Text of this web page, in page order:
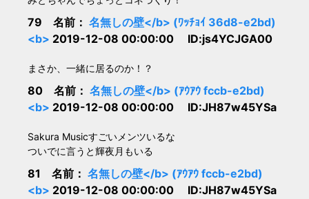
79 名前： 名無しの壁</b> (ﾜｯﾁｮｲ 36d8-e2bd)
<b> 2019-12-08 00:00:00 ID:js4YCJGA00
まさか、一緒に居るのか！？
80 名前： 名無しの壁</b> (ｱｳｱｳ fccb-e2bd)
<b> 2019-12-08 00:00:00 ID:JH87w45YSa
Sakura Musicすごいメンツいるな
ついでに言うと輝夜月もいる
81 名前： 名無しの壁</b> (ｱｳｱｳ fccb-e2bd)
<b> 2019-12-08 00:00:00 ID:JH87w45YSa